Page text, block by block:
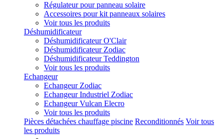
Régulateur pour panneau solaire
Accessoires pour kit panneaux solaires
Voir tous les produits
Déshumidificateur
Déshumidificateur O'Clair
Déshumidificateur Zodiac
Déshumidificateur Teddington
Voir tous les produits
Echangeur
Echangeur Zodiac
Echangeur Industriel Zodiac
Echangeur Vulcan Elecro
Voir tous les produits
Pièces détachées chauffage piscine Reconditionnés Voir tous
les produits